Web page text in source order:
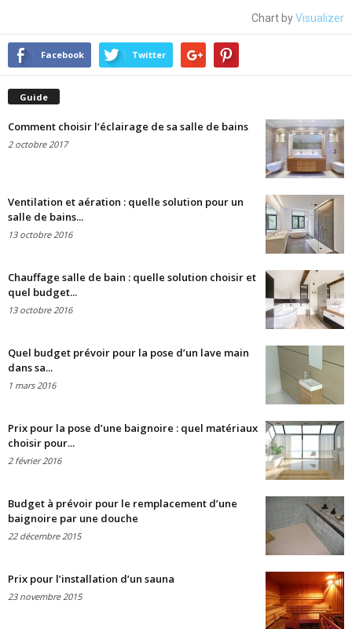
Chart byVisualizer
Facebook Twitter
Guide
Comment choisir l’éclairage de sa salle de bains
2 octobre 2017
Ventilation et aération : quelle solution pour un
salle de bains...
13 octobre 2016
Chauffage salle de bain : quelle solution choisir et
quel budget...
13 octobre 2016
Quel budget prévoir pour la pose d’un lave main
dans sa...
1 mars 2016
Prix pour la pose d’une baignoire : quel matériaux
choisir pour...
2 février 2016
Budget à prévoir pour le remplacement d’une
baignoire par une douche
22 décembre 2015
Prix pour l’installation d’un sauna
23 novembre 2015